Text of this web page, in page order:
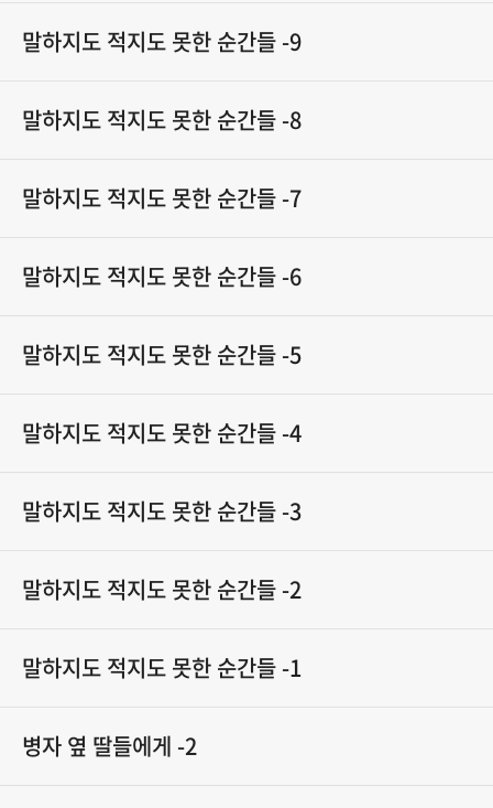
말하지도 적지도 못한 순간들 -9
말하지도 적지도 못한 순간들 -8
말하지도 적지도 못한 순간들 -7
말하지도 적지도 못한 순간들 -6
말하지도 적지도 못한 순간들 -5
말하지도 적지도 못한 순간들 -4
말하지도 적지도 못한 순간들 -3
말하지도 적지도 못한 순간들 -2
말하지도 적지도 못한 순간들 -1
병자 옆 딸들에게 -2